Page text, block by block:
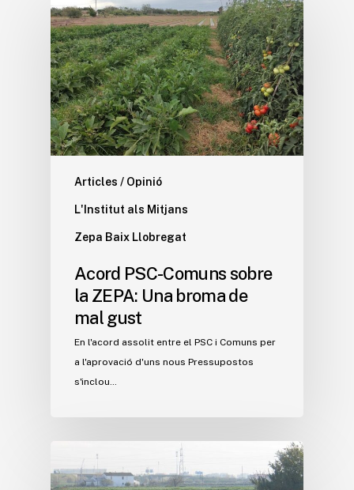
Articles / Opinió
L'Institut als Mitjans
Zepa Baix Llobregat
Acord PSC-Comuns sobre
la ZEPA: Una broma de
mal gust
En l'acord assolit entre el PSC i Comuns per
a l'aprovació d'uns nous Pressupostos
s'inclou…